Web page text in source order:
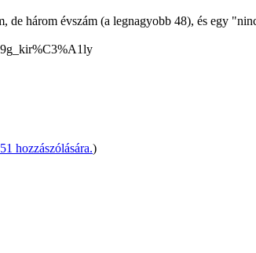
de három évszám (a legnagyobb 48), és egy
hozzászólására.)